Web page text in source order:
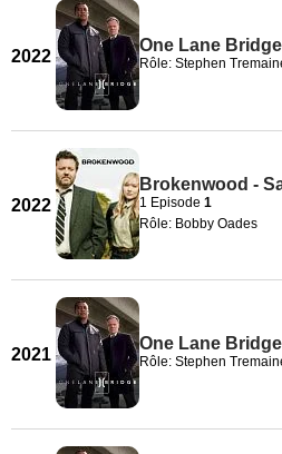
2022
One Lane
Rôle: Stephen
2022
Brokenwood -
1 Episode 1
Rôle: Bobby Oades
2021
One Lane
Rôle: Stephen